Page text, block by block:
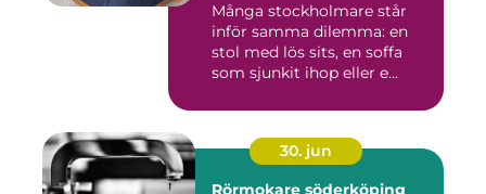
Många stockholmare står
inför samma dilemma: en
stol med lös sits, en soffa
som sjunkit ihop eller e...
30. jun
Rörmokare söderköping